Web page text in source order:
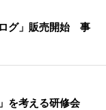
グ」販売開始 事
を考える研修会